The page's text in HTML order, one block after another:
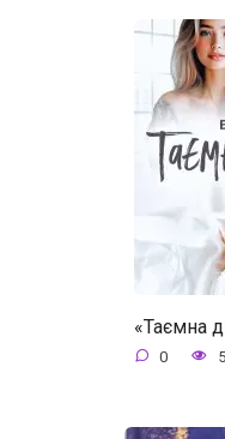
«Таємна
0